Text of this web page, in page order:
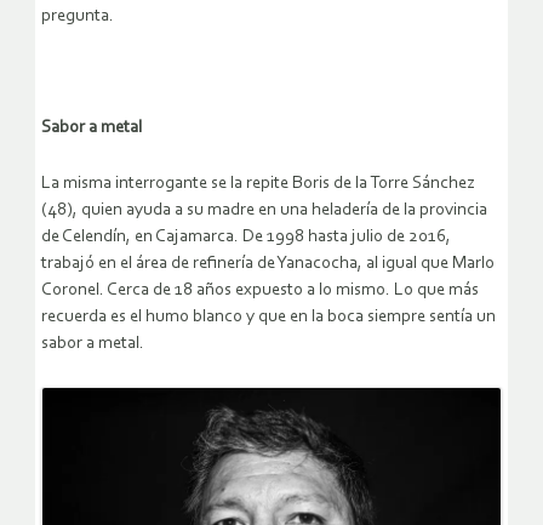
pregunta.
Sabor a metal
La misma interrogante se la repite Boris de la Torre Sánchez
(48), quien ayuda a su madre en una heladería de la provincia
de Celendín, en Cajamarca. De 1998 hasta julio de 2016,
trabajó en el área de refinería de Yanacocha, al igual que Marlo
Coronel. Cerca de 18 años expuesto a lo mismo. Lo que más
recuerda es el humo blanco y que en la boca siempre sentía un
sabor a metal.